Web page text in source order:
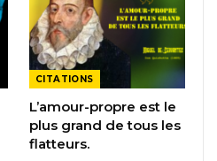
CITATIONS
L’amour-propre est le
plus grand de tous les
flatteurs.